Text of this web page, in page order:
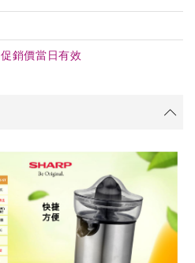
促銷價當日有效